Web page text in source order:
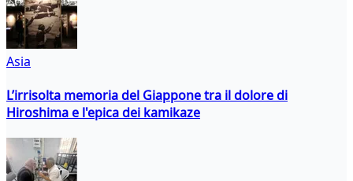
Asia
L’irrisolta memoria del Giappone tra il dolore di
Hiroshima e l'epica dei kamikaze